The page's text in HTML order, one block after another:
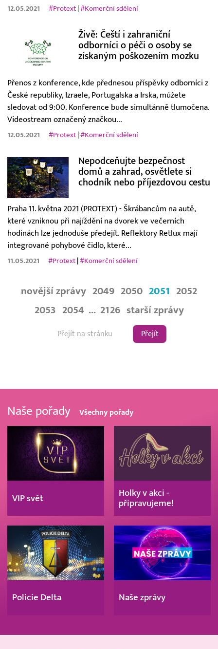
12.05.2021 #Protext| #Komerční sdělení
Živě: Čeští i zahraniční
odborníci o péči o osoby se
získaným poškozením mozku
Přenos z konference, kde přednesou příspěvky odborníci z
České republiky, Izraele, Portugalska a Irska, můžete
sledovat od 9:00. Konference bude simultánně tlumočena.
Videostream označený značkou...
12.05.2021 #Protext| #Komerční sdělení
Nepodceňujte bezpečnost
domů a zahrad, osvětlete si
chodník nebo příjezdovou cestu
Praha 11. května 2021 (PROTEXT) - Škrábancům na autě,
které vzniknou při najíždění na dvorek ve večerních
hodinách lze jednoduše předejít. Reflektory Retlux mají
integrované pohybové čidlo, které...
11.05.2021 #Protext| #Komerční sdělení
novější zprávy 2049 2050 2051 2052
2053 2054 ... 2126 starší zprávy
Přejít
Naše pořady Všechny pořady
VIP svět
Holky v akci -
připravujeme!
Policie Delta Naše zprávy